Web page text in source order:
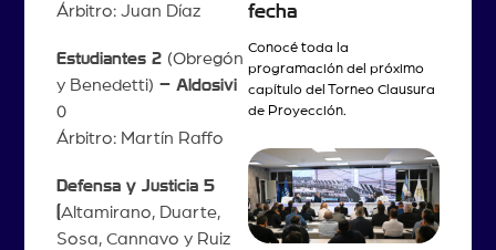
Árbitro: Juan Díaz
Estudiantes 2 (Obregón
y Benedetti) – Aldosivi
0
Árbitro: Martín Raffo
Defensa y Justicia 5
Altamirano, Duarte,
Sosa, Cannavo y Ruiz
fecha
Conocé toda la
programación del próximo
capítulo del Torneo Clausura
de Proyección.